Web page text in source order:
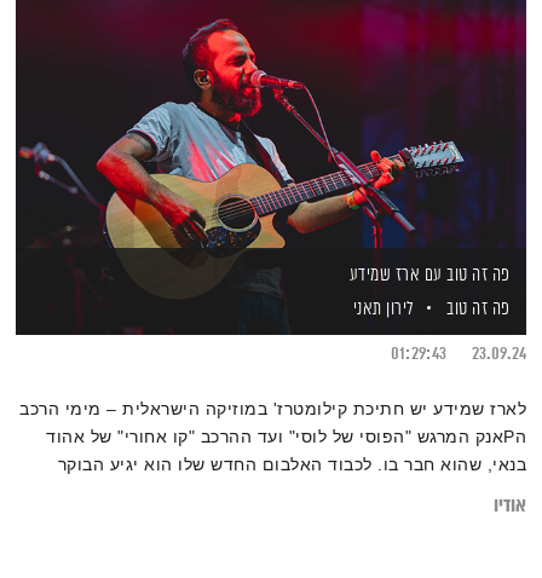
פה זה טוב עם ארז שמידע
פה זה טוב
לירון תאני
23.09.24
01:29:43
לארז שמידע יש חתיכת קילומטרז' במוזיקה הישראלית – מימי הרכב
הPאנק המרגש "הפוסי של לוסי" ועד ההרכב "קו אחורי" של אהוד
בנאי, שהוא חבר בו. לכבוד האלבום החדש שלו הוא יגיע הבוקר
אודיו